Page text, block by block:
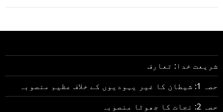
شریعت خدا: تعارف
حصہ 1: شیطان کا غیر یہودیوں کے خلاف عظیم منصوبہ
حصہ 2: نجات کا جھوٹا منصوبہ